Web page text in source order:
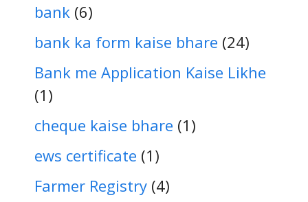
bank (6)
bank ka form kaise bhare (24)
Bank me Application Kaise Likhe
(1)
cheque kaise bhare (1)
ews certificate (1)
Farmer Registry (4)